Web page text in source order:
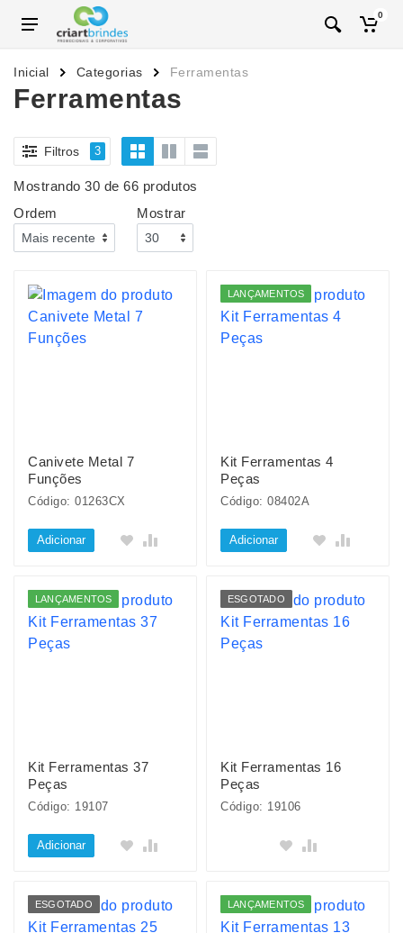
0
Inicial Categorias Ferramentas
Ferramentas
Filtros 3
Mostrando 30 de 66 produtos
Ordem
Mostrar
Canivete Metal 7
Funções
Código: 01263CX
Adicionar
LANÇAMENTOS
Kit Ferramentas 4
Peças
Código: 08402A
Adicionar
LANÇAMENTOS
Kit Ferramentas 37
Peças
Código: 19107
Adicionar
ESGOTADO
Kit Ferramentas 16
Peças
Código: 19106
ESGOTADO LANÇAMENTOS